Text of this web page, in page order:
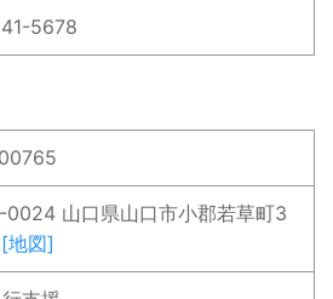
5678
0024 山口県山口市小郡若草町3
[地図]